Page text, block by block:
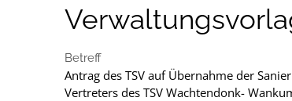
Betreff
Antrag des TSV auf Übernahme der
Vertreters des TSV Wachtendonk-